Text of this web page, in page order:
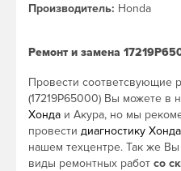
Производитель: Honda
Ремонт и замена
Провести соответсвующие
(17219P65000) Вы можете в
Хонда и Акура, но мы
провести диагностику Хонда
нашем техцентре. Так же
виды ремонтных работ со